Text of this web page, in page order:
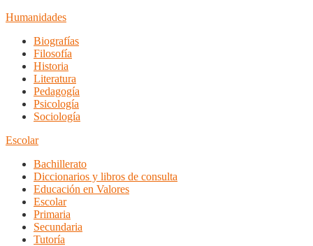
Humanidades
Biografías
Filosofía
Historia
Literatura
Pedagogía
Psicología
Sociología
Escolar
Bachillerato
Diccionarios y libros de consulta
Educación en Valores
Escolar
Primaria
Secundaria
Tutoría